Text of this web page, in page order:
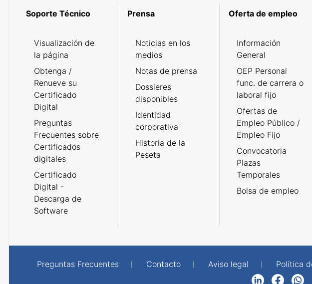
Soporte Técnico
Visualización de
la página
Obtenga /
Renueve su
Certificado
Digital
Preguntas
Frecuentes sobre
Certificados
digitales
Certificado
Digital -
Descarga de
Software
Prensa
Noticias en los
medios
Notas de prensa
Dossieres
disponibles
Identidad
corporativa
Historia de la
Peseta
Oferta de empleo
Información
General
OEP Personal
func. de carrera o
laboral fijo
Ofertas de
Empleo Público /
Empleo Fijo
Convocatoria
Plazas
Temporales
Bolsa de empleo
Preguntas Frecuentes Contacto Aviso legal Política
FacebookWhatsApp